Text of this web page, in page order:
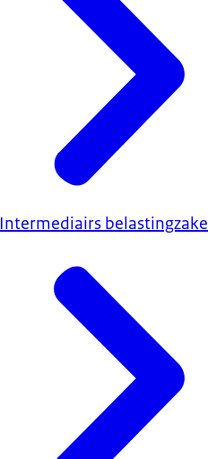
Intermediairs